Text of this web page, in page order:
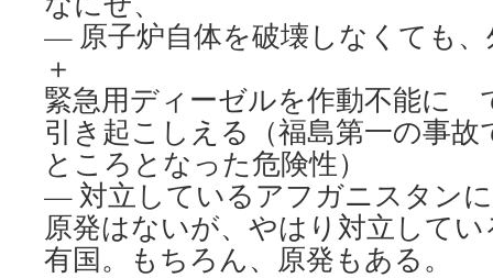
— 原子炉自体を破壊しなくても
＋
緊急用ディーゼルを作動不能に
引き起こしえる（福島第一の事故
ところとなった危険性）
— 対立しているアフガニスタンに
原発はないが、やはり対立して
有国。もちろん、原発もある。